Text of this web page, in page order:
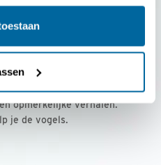
€ 36,00 per jaar
onze leden, met
opmerkelijke verhalen.
je de vogels.